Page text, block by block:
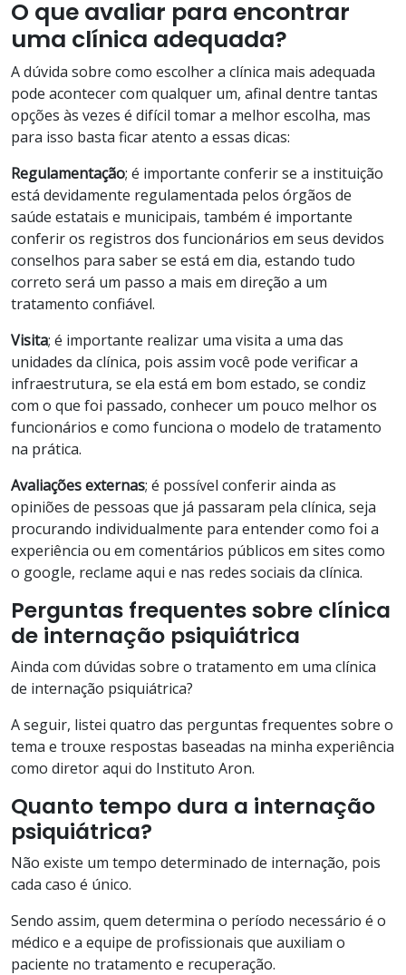
O que avaliar para encontrar
uma clínica adequada?
A dúvida sobre como escolher a clínica mais adequada
pode acontecer com qualquer um, afinal dentre tantas
opções às vezes é difícil tomar a melhor escolha, mas
para isso basta ficar atento a essas dicas:
Regulamentação; é importante conferir se a instituição
está devidamente regulamentada pelos órgãos de
saúde estatais e municipais, também é importante
conferir os registros dos funcionários em seus devidos
conselhos para saber se está em dia, estando tudo
correto será um passo a mais em direção a um
tratamento confiável.
Visita; é importante realizar uma visita a uma das
unidades da clínica, pois assim você pode verificar a
infraestrutura, se ela está em bom estado, se condiz
com o que foi passado, conhecer um pouco melhor os
funcionários e como funciona o modelo de tratamento
na prática.
Avaliações externas; é possível conferir ainda as
opiniões de pessoas que já passaram pela clínica, seja
procurando individualmente para entender como foi a
experiência ou em comentários públicos em sites como
o google, reclame aqui e nas redes sociais da clínica.
Perguntas frequentes sobre clínica
de internação psiquiátrica
Ainda com dúvidas sobre o tratamento em uma clínica
de internação psiquiátrica?
A seguir, listei quatro das perguntas frequentes sobre o
tema e trouxe respostas baseadas na minha experiência
como diretor aqui do Instituto Aron.
Quanto tempo dura a internação
psiquiátrica?
Não existe um tempo determinado de internação, pois
cada caso é único.
Sendo assim, quem determina o período necessário é o
médico e a equipe de profissionais que auxiliam o
paciente no tratamento e recuperação.